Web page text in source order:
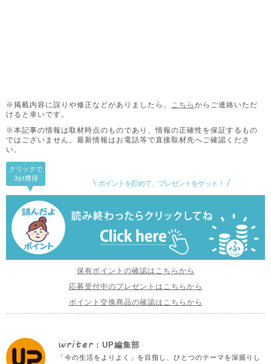
※掲載内容に誤りや修正などがありましたら、 こちら からご連絡いただ
けると幸いです。
※本記事の情報は取材時点のものであり、情報の正確性を保証するもの
ではございません。 最新情報はお電話等で直接取材先へご確認くださ
い。
ポイントを貯めて、プレゼントをゲット！
クリックで
3pt獲得
保有ポイントの確認はこちらから
応募受付中のプレゼントはこちらから
ポイント交換商品の確認はこちらから
writer : UP編集部
「今の生活をよりよく」を目指し、ひとつのテーマを深掘りし